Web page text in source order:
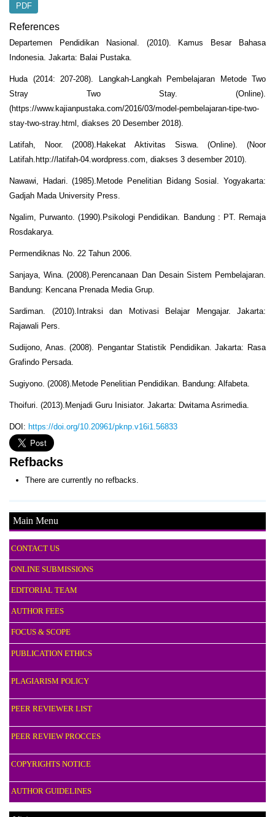
Main Menu
CONTACT US
ONLINE SUBMISSIONS
EDITORIAL TEAM
AUTHOR FEES
FOCUS & SCOPE
PUBLICATION ETHICS
PLAGIARISM POLICY
PEER REVIEWER LIST
PEER REVIEW PROCCES
COPYRIGHTS NOTICE
AUTHOR GUIDELINES
PDF
References
Departemen Pendidikan Nasional. (2010). Kamus Besar Bahasa
Indonesia. Jakarta: Balai Pustaka.
Huda (2014: 207-208). Langkah-Langkah Pembelajaran Metode Two
Stray Two Stay. (Online).
(https://www.kajianpustaka.com/2016/03/model-pembelajaran-tipe-two-
stay-two-stray.html, diakses 20 Desember 2018).
Latifah, Noor. (2008).Hakekat Aktivitas Siswa. (Online). (Noor
Latifah.http://latifah-04.wordpress.com, diakses 3 desember 2010).
Nawawi, Hadari. (1985).Metode Penelitian Bidang Sosial. Yogyakarta:
Gadjah Mada University Press.
Ngalim, Purwanto. (1990).Psikologi Pendidikan. Bandung : PT. Remaja
Rosdakarya.
Permendiknas No. 22 Tahun 2006.
Sanjaya, Wina. (2008).Perencanaan Dan Desain Sistem Pembelajaran.
Bandung: Kencana Prenada Media Grup.
Sardiman. (2010).Intraksi dan Motivasi Belajar Mengajar. Jakarta:
Rajawali Pers.
Sudijono, Anas. (2008). Pengantar Statistik Pendidikan. Jakarta: Rasa
Grafindo Persada.
Sugiyono. (2008).Metode Penelitian Pendidikan. Bandung: Alfabeta.
Thoifuri. (2013).Menjadi Guru Inisiator. Jakarta: Dwitama Asrimedia.
DOI: https://doi.org/10.20961/pknp.v16i1.56833
Refbacks
There are currently no refbacks.